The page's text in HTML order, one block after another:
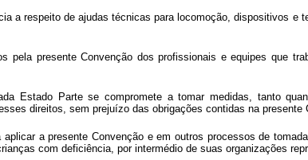
a respeito de ajudas técnicas para locomoção, dispositivos
pela presente Convenção dos profissionais e equipes que
Estado Parte se compromete a tomar medidas, tanto
direitos, sem prejuízo das obrigações contidas na
a presente Convenção e em outros processos de
com deficiência, por intermédio de suas organizações